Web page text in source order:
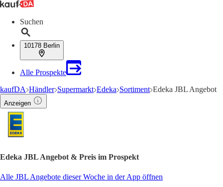
Suchen
10178 Berlin
Alle Prospekte
kaufDA Händler Supermarkt Edeka Sortiment Edeka JBL Angebot
Anzeigen
Edeka JBL Angebot & Preis im Prospekt
Alle JBL Angebote dieser Woche in der App öffnen